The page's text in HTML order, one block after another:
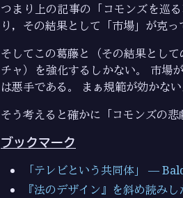
つまり上の記事の「コモンズを巡
り，その結果として「市場」が克
そしてこの葛藤と（その結果とし
チャ）を強化するしかない。 市場
は悪手である。 まぁ規範が効かな
そう考えると確かに「コモンズの悲
ブックマーク
「テレビという共同体」 —
『法のデザイン』を斜め読みし